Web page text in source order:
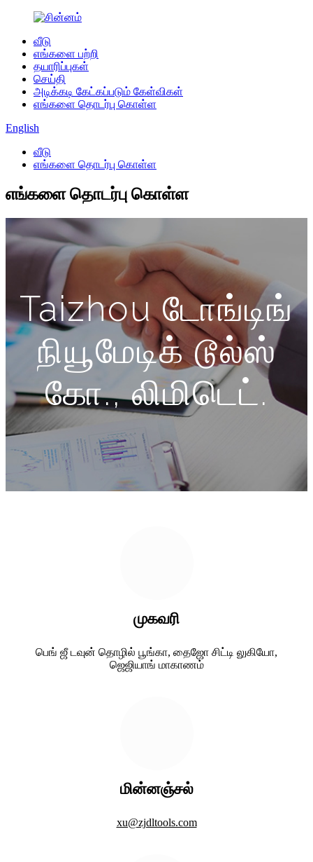
வீடு
எங்களை பற்றி
தயாரிப்புகள்
செய்தி
அடிக்கடி கேட்கப்படும் கேள்விகள்
எங்களை தொடர்பு கொள்ள
English
வீடு
எங்களை தொடர்பு கொள்ள
எங்களை தொடர்பு கொள்ள
Taizhou டோங்டிங்
நியூமேடிக் டூல்ஸ்
கோ., லிமிடெட்.
முகவரி
பெங் ஜீ டவுன் தொழில் பூங்கா, தைஜோ சிட்டி லுகியோ,
ஜெஜியாங் மாகாணம்
மின்னஞ்சல்
xu@zjdltools.com